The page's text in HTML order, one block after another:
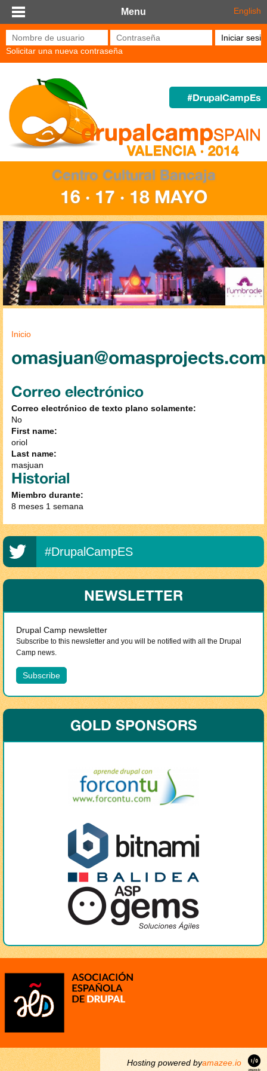
Pasar al contenido principal
Menu English
Nombre de usuario* Contraseña*
Solicitar una nueva contraseña
#DrupalCampEs
Centro Cultural Bancaja
16 · 17 · 18 MAYO
Se encuentra usted aquí
Inicio
omasjuan@omasprojects.com
Correo electrónico
Correo electrónico de texto plano solamente:
No
First name:
oriol
Last name:
masjuan
Historial
Miembro durante:
8 meses 1 semana
#DrupalCampES
NEWSLETTER
Drupal Camp newsletter
Subscribe to this newsletter and you will be notified with all the Drupal
Camp news.
GOLD SPONSORS
Hosting powered byamazee.io